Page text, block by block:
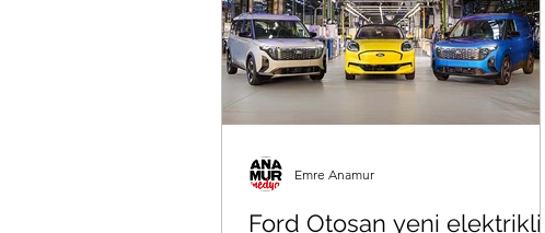
Ford Otosan yeni elektrikli
Emre Anamur